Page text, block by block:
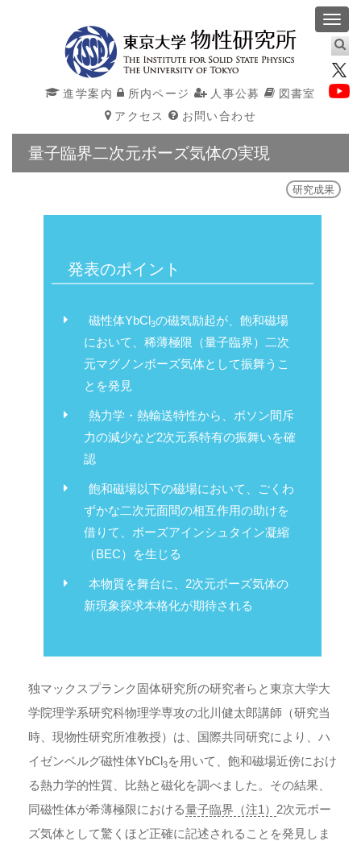
進学案内 所内ページ 人事公募
図書室
アクセス
お問い合わせ
量子臨界二次元ボーズ気体の実現
研究成果
発表のポイント
磁性体YbCl3の磁気励起が、飽和磁場
において、稀薄極限（量子臨界）二次
元マグノンボーズ気体として振舞うこ
とを発見
熱力学・熱輸送特性から、ボソン間斥
力の減少など2次元系特有の振舞いを確
認
飽和磁場以下の磁場において、ごくわ
ずかな二次元面間の相互作用の助けを
借りて、ボーズアインシュタイン凝縮
（BEC）を生じる
本物質を舞台に、2次元ボーズ気体の
新現象探求本格化が期待される
独マックスプランク固体研究所の研究者らと東京大学大
学院理学系研究科物理学専攻の北川健太郎講師（研究当
時、現物性研究所准教授）は、国際共同研究により、ハ
イゼンベルグ磁性体YbCl3を用いて、飽和磁場近傍におけ
る熱力学的性質、比熱と磁化を調べました。その結果、
同磁性体が希薄極限における量子臨界（注1） 2次元ボー
ズ気体として驚くほど正確に記述されることを発見しま